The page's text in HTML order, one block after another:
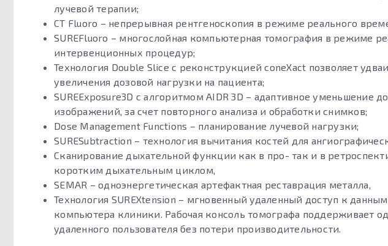
лучевой терапии;
CT Fluoro – непрерывная рентгеноскопия в режиме реального
SUREFluoro – многослойная компьютерная томография в режиме
интервенционных процедур;
Технология Double Slice с реконструкцией coneXact позволяет
увеличения дозовой нагрузки на пациента;
SUREExposure3D с алгоритмом AIDR 3D – адаптивное уменьшение
изображений, за счет повторного анализа и обработки снимков;
Dose Management Functions – планирование лучевой нагрузки;
SURESubtraction – технология вычитания костей для
Сканирование дыхательной функции как в про- так и в
коротким дыхательным циклом,
SEMAR – одноэнергетическая артефактная реставрация металла,
Технология SUREXtension – мгновенный удаленный доступ к
компьютера клиники. Рабочая консоль томографа поддерживает
удаленного пользователя без потери производительности.